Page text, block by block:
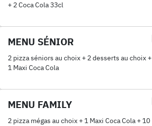
+ 2 Coca Cola 33cl
MENU SÉNIOR
2 pizza séniors au choix + 2 desserts au choix +
1 Maxi Coca Cola
MENU FAMILY
2 pizza mégas au choix + 1 Maxi Coca Cola + 10